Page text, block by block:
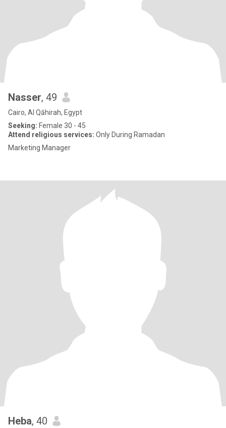
Nasser, 49
Cairo, Al Qāhirah, Egypt
Seeking: Female 30 - 45
Attend religious services: Only During Ramadan
Marketing Manager
Heba, 40